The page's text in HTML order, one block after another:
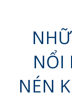
NỔI
NÉN